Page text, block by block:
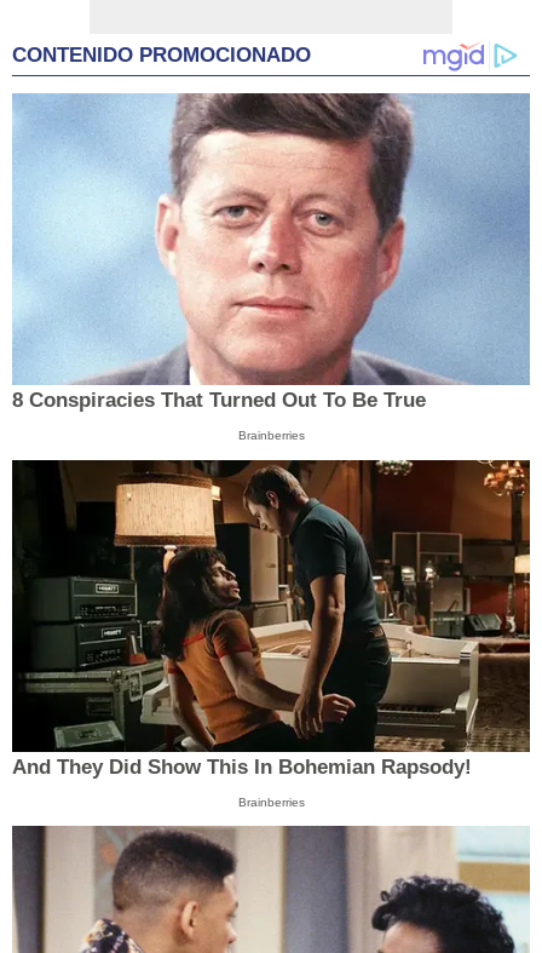
CONTENIDO PROMOCIONADO
8 Conspiracies That Turned Out To Be True
Brainberries
And They Did Show This In Bohemian Rapsody!
Brainberries